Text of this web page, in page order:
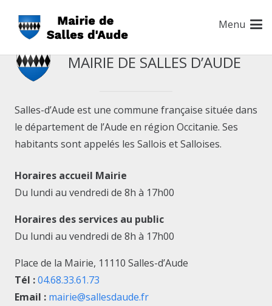
Menu
MAIRIE DE SALLES D’AUDE
Salles-d’Aude est une commune française située dans
le département de l’Aude en région Occitanie. Ses
habitants sont appelés les Sallois et Salloises.
Horaires accueil Mairie
Du lundi au vendredi de 8h à 17h00
Horaires des services au public
Du lundi au vendredi de 8h à 17h00
Place de la Mairie, 11110 Salles-d’Aude
Tél :04.68.33.61.73
Email : mairie@sallesdaude.fr